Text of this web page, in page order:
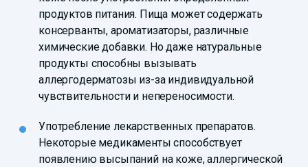
продуктов питания. Пища может содержать
консерванты, ароматизаторы, различные
химические добавки. Но даже натуральные
продукты способны вызывать
аллергодерматозы из-за индивидуальной
чувствительности и непереносимости.
Употребление лекарственных препаратов.
Некоторые медикаменты способствует
появлению высыпаний на коже, аллергической